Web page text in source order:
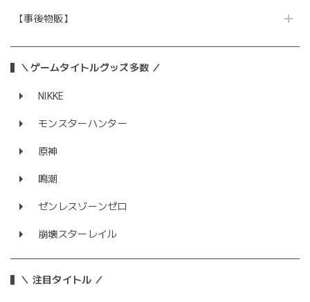
【事後物販】
＼ゲームタイトルグッズ多数 ／
NIKKE
モンスターハンター
原神
鳴潮
ゼンレスゾーンゼロ
崩壊スターレイル
＼ 注目タイトル ／